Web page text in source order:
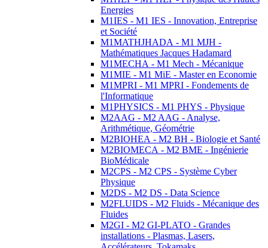
Energies
M1IES - M1 IES - Innovation, Entreprise
et Société
M1MATHJHADA - M1 MJH -
Mathématiques Jacques Hadamard
M1MECHA - M1 Mech - Mécanique
M1MIE - M1 MiE - Master en Economie
M1MPRI - M1 MPRI - Fondements de
l'Informatique
M1PHYSICS - M1 PHYS - Physique
M2AAG - M2 AAG - Analyse,
Arithmétique, Géométrie
M2BIOHEA - M2 BH - Biologie et Santé
M2BIOMECA - M2 BME - Ingénierie
BioMédicale
M2CPS - M2 CPS - Système Cyber
Physique
M2DS - M2 DS - Data Science
M2FLUIDS - M2 Fluids - Mécanique des
Fluides
M2GI - M2 GI-PLATO - Grandes
installations - Plasmas, Lasers,